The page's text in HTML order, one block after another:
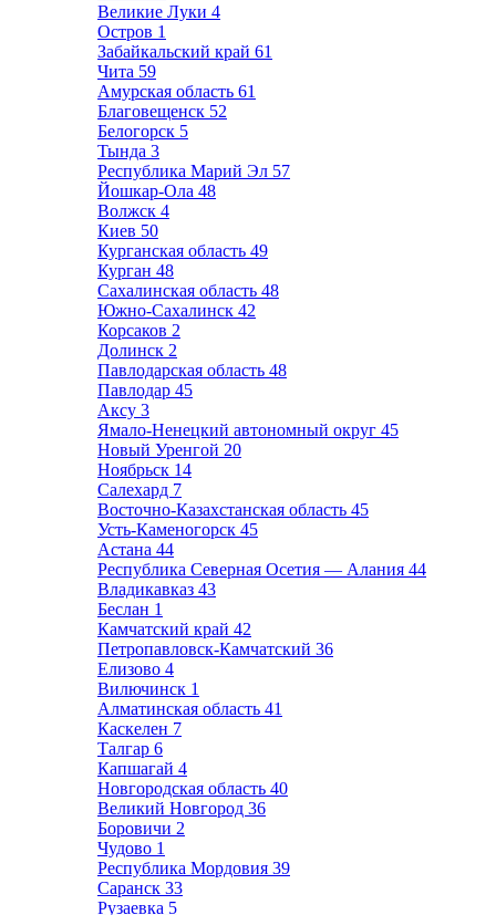
Великие Луки 4
Остров 1
Забайкальский край 61
Чита 59
Амурская область 61
Благовещенск 52
Белогорск 5
Тында 3
Республика Марий Эл 57
Йошкар-Ола 48
Волжск 4
Киев 50
Курганская область 49
Курган 48
Сахалинская область 48
Южно-Сахалинск 42
Корсаков 2
Долинск 2
Павлодарская область 48
Павлодар 45
Аксу 3
Ямало-Ненецкий автономный округ 45
Новый Уренгой 20
Ноябрьск 14
Салехард 7
Восточно-Казахстанская область 45
Усть-Каменогорск 45
Астана 44
Республика Северная Осетия — Алания 44
Владикавказ 43
Беслан 1
Камчатский край 42
Петропавловск-Камчатский 36
Елизово 4
Вилючинск 1
Алматинская область 41
Каскелен 7
Талгар 6
Капшагай 4
Новгородская область 40
Великий Новгород 36
Боровичи 2
Чудово 1
Республика Мордовия 39
Саранск 33
Рузаевка 5